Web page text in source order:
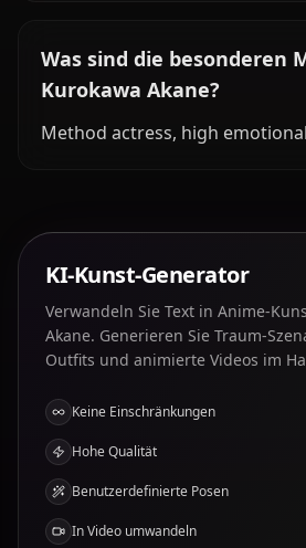
Was sind die besonderen
Kurokawa Akane?
Method actress, high
KI-Kunst-Generator
Verwandeln Sie Text in Anime-
Akane. Generieren Sie Traum-
Outfits und animierte Videos im
Keine Einschränkungen
Hohe Qualität
Benutzerdefinierte Posen
In Video umwandeln